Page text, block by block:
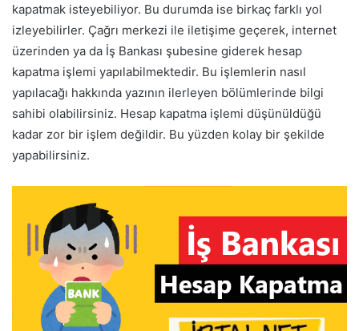
kapatmak isteyebiliyor. Bu durumda ise birkaç farklı yol
izleyebilirler. Çağrı merkezi ile iletişime geçerek, internet
üzerinden ya da İş Bankası şubesine giderek hesap
kapatma işlemi yapılabilmektedir. Bu işlemlerin nasıl
yapılacağı hakkında yazının ilerleyen bölümlerinde bilgi
sahibi olabilirsiniz. Hesap kapatma işlemi düşünüldüğü
kadar zor bir işlem değildir. Bu yüzden kolay bir şekilde
yapabilirsiniz.